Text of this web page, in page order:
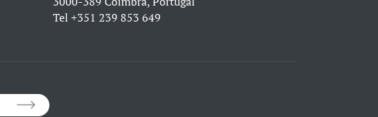
Tel +351 239 853 649